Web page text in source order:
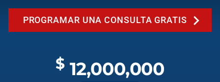
PROGRAMAR UNA CONSULTA GRATIS
$ 12,000,000